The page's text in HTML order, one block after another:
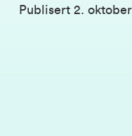
Publisert 2. oktober